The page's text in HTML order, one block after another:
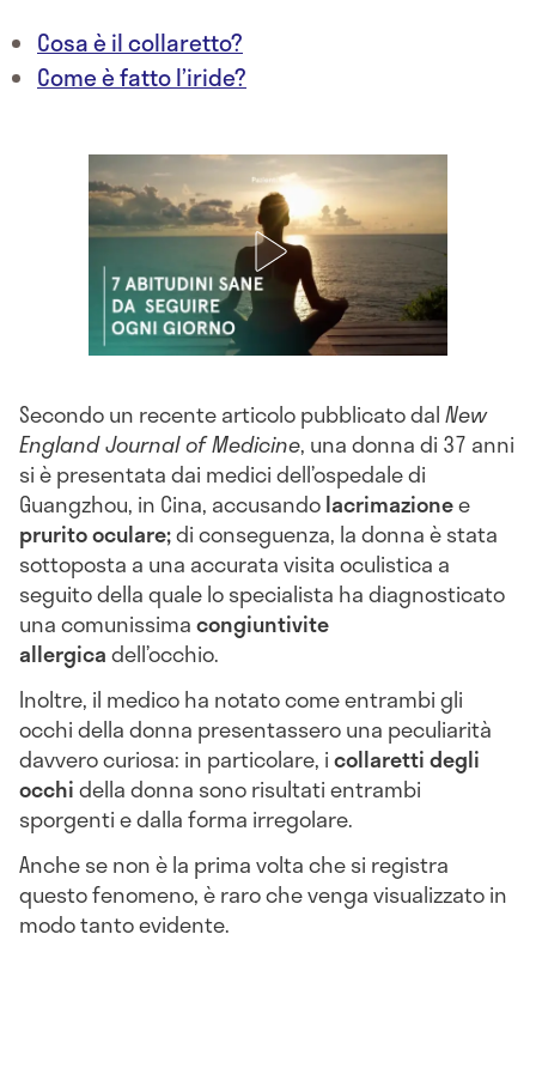
Cosa è il collaretto?
Come è fatto l’iride?
Secondo un recente articolo pubblicato dalNew
England Journal of Medicine, una donna di 37 anni
si è presentata dai medici dell’ospedale di
Guangzhou, in Cina, accusandolacrimazionee
prurito oculare;di conseguenza, la donna è stata
sottoposta a una accurata visita oculistica a
seguito della quale lo specialista ha diagnosticato
una comunissimacongiuntivite
allergicadell’occhio.
Inoltre, il medico ha notato come entrambi gli
occhi della donna presentassero una peculiarità
davvero curiosa: in particolare, icollaretti degli
occhidella donna sono risultati entrambi
sporgenti e dalla forma irregolare.
Anche se non è la prima volta che si registra
questo fenomeno, è raro che venga visualizzato in
modo tanto evidente.